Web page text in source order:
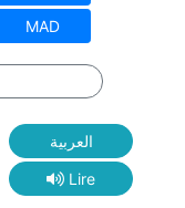
MAD
العربية
Lire